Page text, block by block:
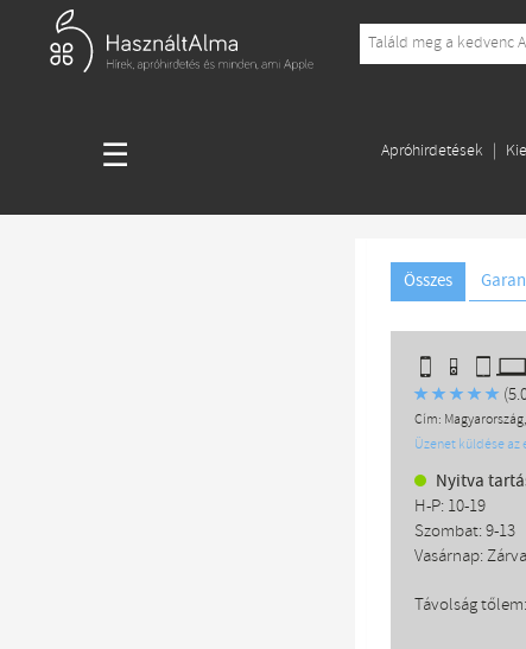
☰ Apróhirdetések
Összes
Cím:
Üzenet küldése az
Nyitva
H-P: 10-19
Szombat: 9-13
Vasárnap: Zárva
Távolság